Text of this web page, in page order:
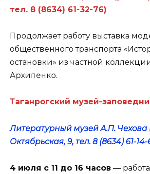
тел. 8 (8634) 61-32-76)
Продолжает работу выставка
общественного транспорта
остановки» из частной
Архипенко.
Таганрогский музей-
Литературный музей А.П. Чехова
Октябрьская, 9, тел. 8 (8634) 61-14-
4 июля с 11 до 16 часов —